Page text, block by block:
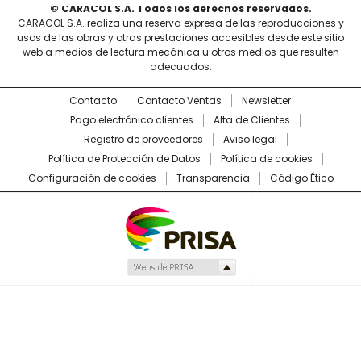
© CARACOL S.A. Todos los derechos reservados.
CARACOL S.A. realiza una reserva expresa de las reproducciones y
usos de las obras y otras prestaciones accesibles desde este sitio
web a medios de lectura mecánica u otros medios que resulten
adecuados.
Contacto Contacto Ventas
Newsletter
Pago electrónico clientes
Alta de Clientes
Registro de proveedores
Aviso legal
Política de Protección de Datos
Política de cookies
Configuración de cookies
Transparencia Código Ético